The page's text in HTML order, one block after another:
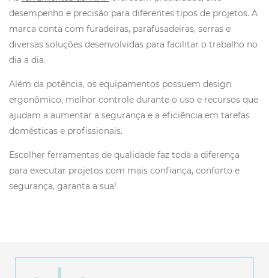
desempenho e precisão para diferentes tipos de projetos. A
marca conta com furadeiras, parafusadeiras, serras e
diversas soluções desenvolvidas para facilitar o trabalho no
dia a dia.
Além da potência, os equipamentos possuem design
ergonômico, melhor controle durante o uso e recursos que
ajudam a aumentar a segurança e a eficiência em tarefas
domésticas e profissionais.
Escolher ferramentas de qualidade faz toda a diferença
para executar projetos com mais confiança, conforto e
segurança, garanta a sua!